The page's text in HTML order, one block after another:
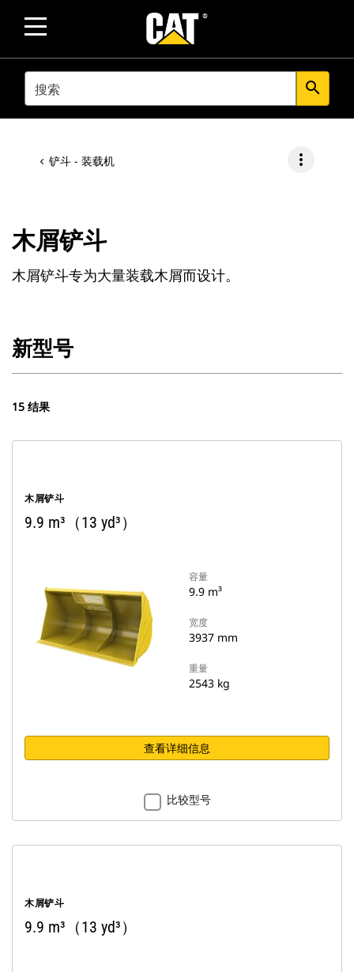
SEARCH search
铲斗 - 装载机 more_vert
木屑铲斗
木屑铲斗专为大量装载木屑而设计。
新型号
15 结果
木屑铲斗
9.9 m³（13 yd³）
容量
9.9 m³
宽度
3937 mm
重量
2543 kg
查看详细信息
比较型号
木屑铲斗
9.9 m³（13 yd³）